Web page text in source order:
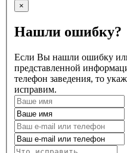
×
Нашли ошибку?
Если Вы нашли ошибку
представленной
телефон заведения, то
исправим.